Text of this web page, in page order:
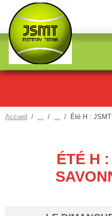
Accueil Été H :
ÉTÉ H
Panneau de gestion des